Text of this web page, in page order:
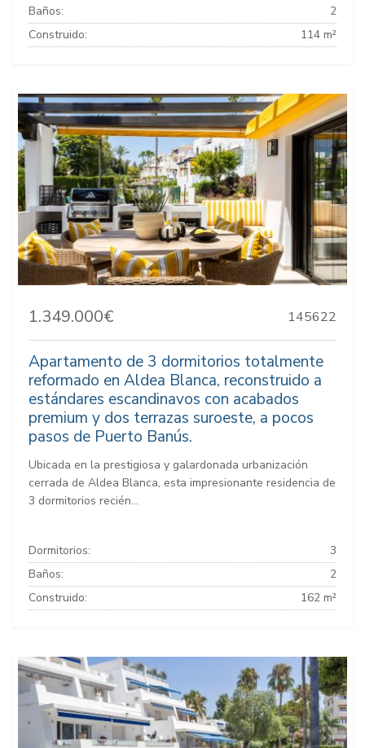
Baños:
2
Construido:
114 m²
1.349.000€ 145622
Apartamento de 3 dormitorios totalmente
reformado en Aldea Blanca, reconstruido a
estándares escandinavos con acabados
premium y dos terrazas suroeste, a pocos
pasos de Puerto Banús.
Ubicada en la prestigiosa y galardonada urbanización
cerrada de Aldea Blanca, esta impresionante residencia de
3 dormitorios recién...
Dormitorios:
3
Baños:
2
Construido:
162 m²